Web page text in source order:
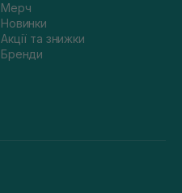
Мерч
Новинки
Акції та знижки
Бренди